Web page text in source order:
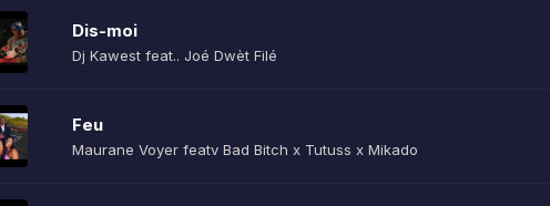
Dis-moi
Dj Kawest feat.. Joé Dwèt Filé
Feu
Maurane Voyer featv Bad Bitch x Tutuss x Mikado